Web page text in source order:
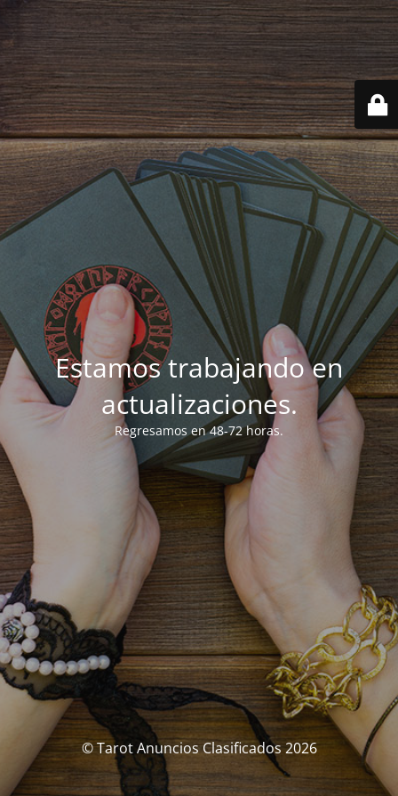
Estamos trabajando en
actualizaciones.
Regresamos en 48-72 horas.
© Tarot Anuncios Clasificados 2026